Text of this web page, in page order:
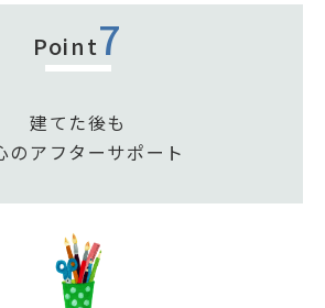
Point7
建てた後も
のアフターサポート